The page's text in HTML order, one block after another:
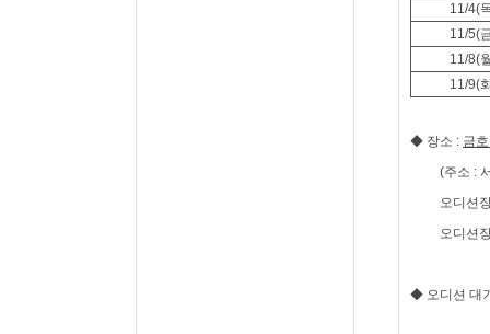
11/4(
11/5(
11/8(
11/9(
◆ 장소 : 금
(주소 :
오디션
오디션
◆ 오디션 대